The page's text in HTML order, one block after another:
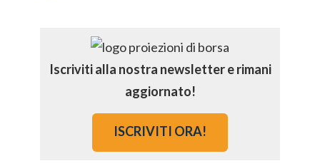
Iscriviti alla nostra newsletter e rimani
aggiornato!
ISCRIVITI ORA!